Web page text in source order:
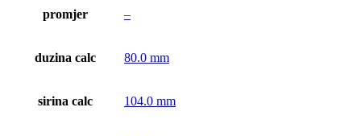
promjer –
duzina calc 80.0 mm
sirina calc 104.0 mm